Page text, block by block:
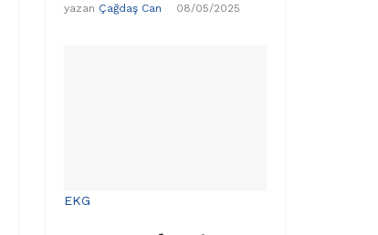
yazan Çağdaş Can 08/05/2025
EKG